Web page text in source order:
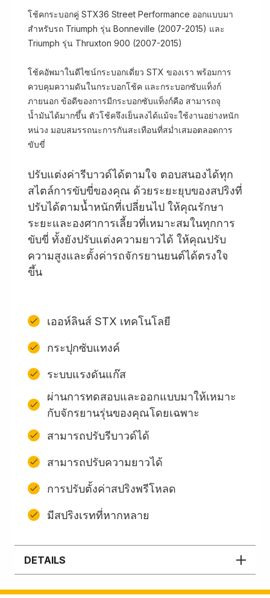
โช้คกระบอกคู่ STX36 Street Performance ออกแบบมา
สำหรับรถ Triumph รุ่น Bonneville (2007-2015) และ
Triumph รุ่น Thruxton 900 (2007-2015)
โช้คอัพมาในดีไซน์กระบอกเดี่ยว STX ของเรา พร้อมการ
ควบคุมความดันในกระบอกโช้ค และกระบอกซับแท็งก์
ภายนอก ข้อดีของการมีกระบอกซับแท็งก์คือ สามารถจุ
น้ำมันได้มากขึ้น ตัวโช้คจึงเย็นลงได้แม้จะใช้งานอย่างหนัก
หน่วง มอบสมรรถนะการกันสะเทือนที่สม่ำเสมอตลอดการ
ขับขี่
ปรับแต่งค่ารีบาวด์ได้ตามใจ ตอบสนองได้ทุก
สไตล์การขับขี่ของคุณ ด้วยระยะยุบของสปริงที่
ปรับได้ตามน้ำหนักที่เปลี่ยนไป ให้คุณรักษา
ระยะและองศาการเลี้ยวที่เหมาะสมในทุกการ
ขับขี่ ทั้งยังปรับแต่งความยาวได้ ให้คุณปรับ
ความสูงและตั้งค่ารถจักรยานยนต์ได้ตรงใจ
ขึ้น
เออห์ลินส์ STX เทคโนโลยี
กระปุกซับแทงค์
ระบบแรงดันแก๊ส
ผ่านการทดสอบและออกแบบมาให้เหมาะ
กับจักรยานรุ่นของคุณโดยเฉพาะ
สามารถปรับรีบาวด์ได้
สามารถปรับความยาวได้
การปรับตั้งค่าสปริงพรีโหลด
มีสปริงเรทที่หากหลาย
DETAILS